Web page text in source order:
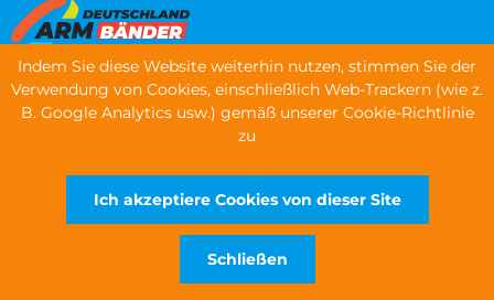
Menü
Kontaktinformationen
URHEBERRECHTE © 2026 WRISTBANDS EUROPE LTD
Indem Sie diese Website weiterhin nutzen, stimmen Sie der
Verwendung von Cookies, einschließlich Web-Trackern (wie z.
B. Google Analytics usw.) gemäß unserer Cookie-Richtlinie
zu
Ich akzeptiere Cookies von dieser Site
Schließen